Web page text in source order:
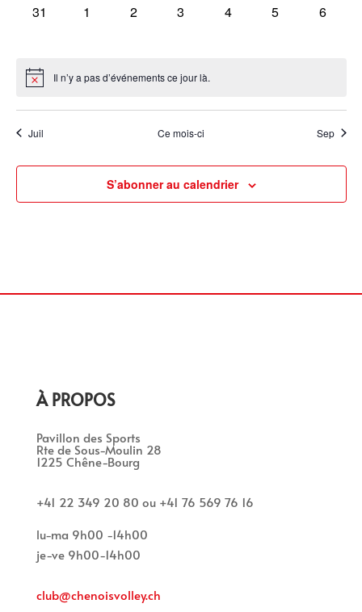
0
31
0
1
0
2
0
3
0
4
0
5
0
6
Il n’y a pas d’événements ce jour là.
Juil Ce mois-ci Sep
S’abonner au calendrier
À PROPOS
Pavillon des Sports
Rte de Sous-Moulin 28
1225 Chêne-Bourg
+41 22 349 20 80 ou +41 76 569 76 16
lu-ma 9h00 -14h00
je-ve 9h00-14h00
club@chenoisvolley.ch